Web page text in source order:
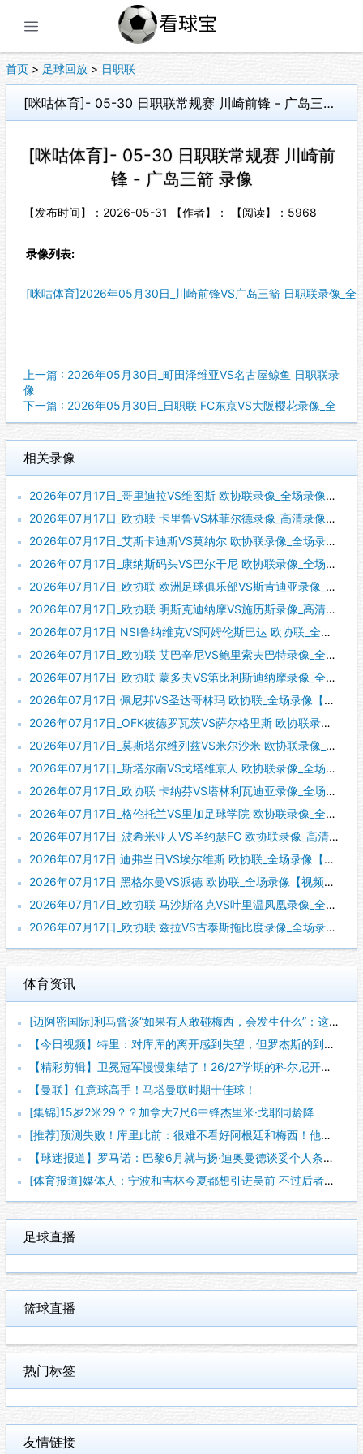
首页 > 足球回放 > 日职联
[咪咕体育]- 05-30 日职联常规赛 川崎前锋 - 广岛三箭 录像
[咪咕体育]- 05-30 日职联常规赛 川崎前
锋 - 广岛三箭 录像
【发布时间】：2026-05-31 【作者】： 【阅读】： 5968
录像列表:
[咪咕体育]2026年05月30日_川崎前锋VS广岛三箭 日职联录像_全
上一篇 : 2026年05月30日_町田泽维亚VS名古屋鲸鱼 日职联录
像
下一篇 : 2026年05月30日_日职联 FC东京VS大阪樱花录像_全
相关录像
2026年07月17日_哥里迪拉VS维图斯 欧协联录像_全场录像【高清回放】
2026年07月17日_欧协联 卡里鲁VS林菲尔德录像_高清录像【全场回放】
2026年07月17日_艾斯卡迪斯VS莫纳尔 欧协联录像_全场录像【高清回放】
2026年07月17日_康纳斯码头VS巴尔干尼 欧协联录像_全场录像【全场回放】
2026年07月17日_欧协联 欧洲足球俱乐部VS斯肯迪亚录像_高清录像【全场回放】
2026年07月17日_欧协联 明斯克迪纳摩VS施历斯录像_高清录像【全场回放】
2026年07月17日 NSI鲁纳维克VS阿姆伦斯巴达 欧协联_全场录像【全场回放】
2026年07月17日_欧协联 艾巴辛尼VS鲍里索夫巴特录像_全场录像【全场回放】
2026年07月17日_欧协联 蒙多夫VS第比利斯迪纳摩录像_全场录像【视频集锦】
2026年07月17日 佩尼邦VS圣达哥林玛 欧协联_全场录像【视频集锦】
2026年07月17日_OFK彼德罗瓦茨VS萨尔格里斯 欧协联录像_高清录像【全场回放】
2026年07月17日_莫斯塔尔维列兹VS米尔沙米 欧协联录像_全场录像【全场回放】
2026年07月17日_斯塔尔南VS戈塔维京人 欧协联录像_全场录像【视频集锦】
2026年07月17日_欧协联 卡纳芬VS塔林利瓦迪亚录像_全场录像【视频集锦】
2026年07月17日_格伦托兰VS里加足球学院 欧协联录像_全场录像【全场回放】
2026年07月17日_波希米亚人VS圣约瑟FC 欧协联录像_高清录像【全场回放】
2026年07月17日 迪弗当日VS埃尔维斯 欧协联_全场录像【全场回放】
2026年07月17日 黑格尔曼VS派德 欧协联_全场录像【视频集锦】
2026年07月17日_欧协联 马沙斯洛克VS叶里温凤凰录像_全场录像【视频集锦】
2026年07月17日_欧协联 兹拉VS古泰斯拖比度录像_全场录像【视频集锦】
体育资讯
[迈阿密国际]利马曾谈“如果有人敢碰梅西，会发生什么”：这种
【今日视频】特里：对库库的离开感到失望，但罗杰斯的到来又让我
【精彩剪辑】卫冕冠军慢慢集结了！26/27学期的科尔尼开学了
【曼联】任意球高手！马塔曼联时期十佳球！
[集锦]15岁2米29？？加拿大7尺6中锋杰里米·戈耶同龄降
[推荐]预测失败！库里此前：很难不看好阿根廷和梅西！他们会成
【球迷报道】罗马诺：巴黎6月就与扬·迪奥曼德谈妥个人条款 俱
[体育报道]媒体人：宁波和吉林今夏都想引进吴前 不过后者更想
足球直播
篮球直播
热门标签
友情链接